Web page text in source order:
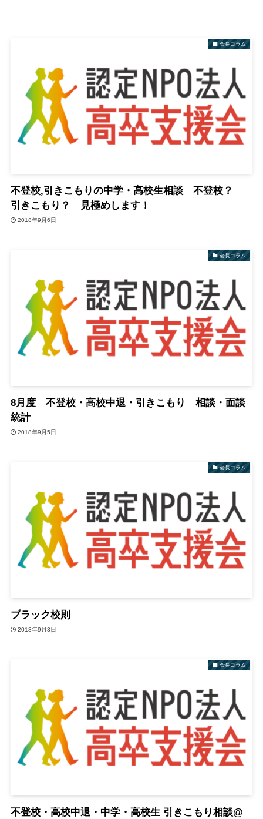
会長コラム
不登校,引きこもりの中学・高校生相談 不登校？
引きこもり？ 見極めします！
2018年9月6日
会長コラム
8月度 不登校・高校中退・引きこもり 相談・面談
統計
2018年9月5日
会長コラム
ブラック校則
2018年9月3日
会長コラム
不登校・高校中退・中学・高校生 引きこもり相談@